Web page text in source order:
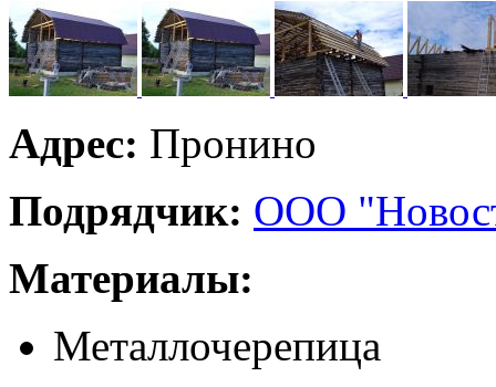
Адрес: Пронино
Подрядчик: ООО
Материалы:
Металлочерепица